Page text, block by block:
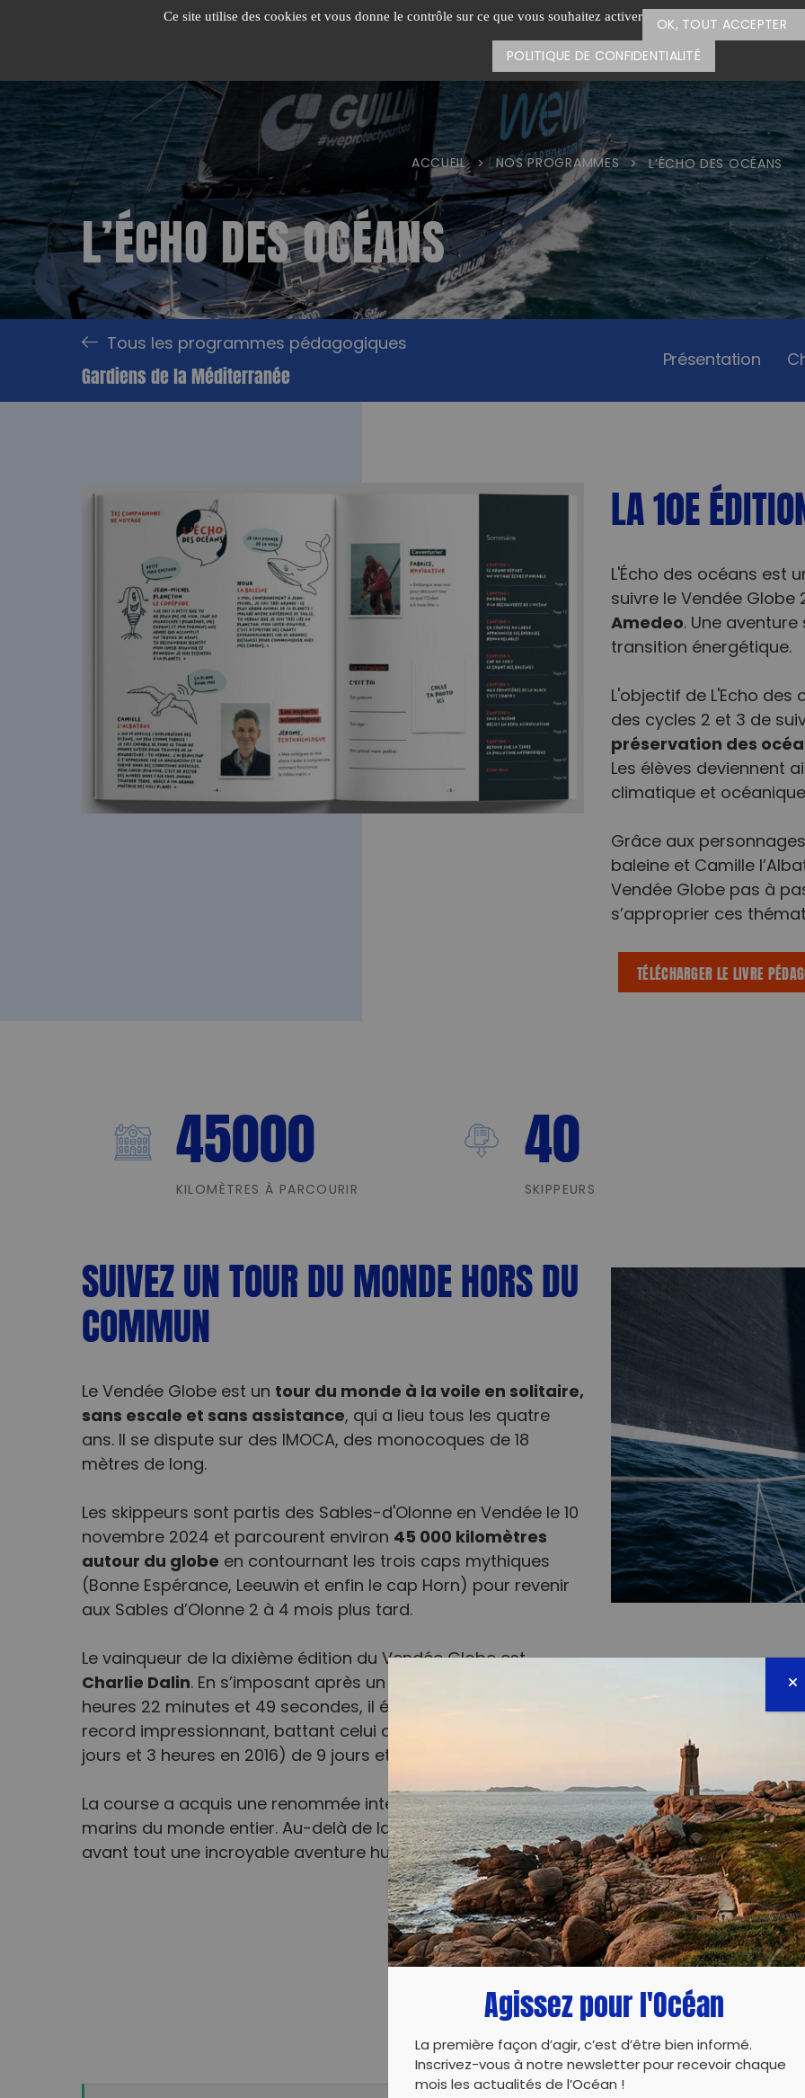
Ce site utilise des cookies et vous donne le contrôle sur ce que vous souhaitez activer OK, TOUT ACCEPTER
POLITIQUE DE CONFIDENTIALITÉ
ACCUEIL > NOS PROGRAMMES > L’ÉCHO DES OCÉANS
L’ÉCHO DES OCÉANS
Tous les programmes pédagogiques
Gardiens de la Méditerranée Présentation
LA 10E
L'Écho des océans est
suivre le Vendée Globe
Amedeo. Une
transition énergétique.
L'objectif de L'Echo
des cycles 2 et 3 de
préservation des
Les élèves deviennent
climatique et
Grâce aux
baleine et Camille
Vendée Globe pas à
s’approprier ces
TÉLÉCHARGER LE LIVRE
45000
KILOMÈTRES À PARCOURIR
40
SKIPPEURS
SUIVEZ UN TOUR DU MONDE HORS DU
COMMUN
Le Vendée Globe est un tour du monde à la voile en solitaire,
sans escale et sans assistance, qui a lieu tous les quatre
ans. Il se dispute sur des IMOCA, des monocoques de 18
mètres de long.
Les skippeurs sont partis des Sables-d'Olonne en Vendée le 10
novembre 2024 et parcourent environ 45 000 kilomètres
autour du globe en contournant les trois caps mythiques
(Bonne Espérance, Leeuwin et enfin le cap Horn) pour revenir
aux Sables d’Olonne 2 à 4 mois plus tard.
Le vainqueur de la dixième édition du Vendée Globe est
Charlie Dalin. En s’imposant après un sprint de 64 jours 19
heures 22 minutes et 49 secondes, il établit un nouveau
record impressionnant, battant celui d’Armel Le Cléac’h (74
jours et 3 heures en 2016) de 9 jours et 8 heures.
La course a acquis une renommée internationale, attirant des
marins du monde entier. Au-delà de la compétition, c’est
avant tout une incroyable aventure humaine.
POUR ALLER PLUS LOIN
Agissez pour l'Océan
La première façon d’agir, c’est d’être bien informé.
Inscrivez-vous à notre newsletter pour recevoir chaque
mois les actualités de l’Océan !